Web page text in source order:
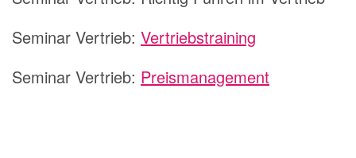
Seminar Vertrieb: Vertriebstraining
Seminar Vertrieb: Preismanagement